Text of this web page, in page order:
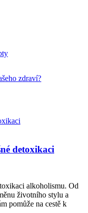
zdraví?
detoxikaci
alkoholismu. Od
životního stylu a
pomůže na cestě k